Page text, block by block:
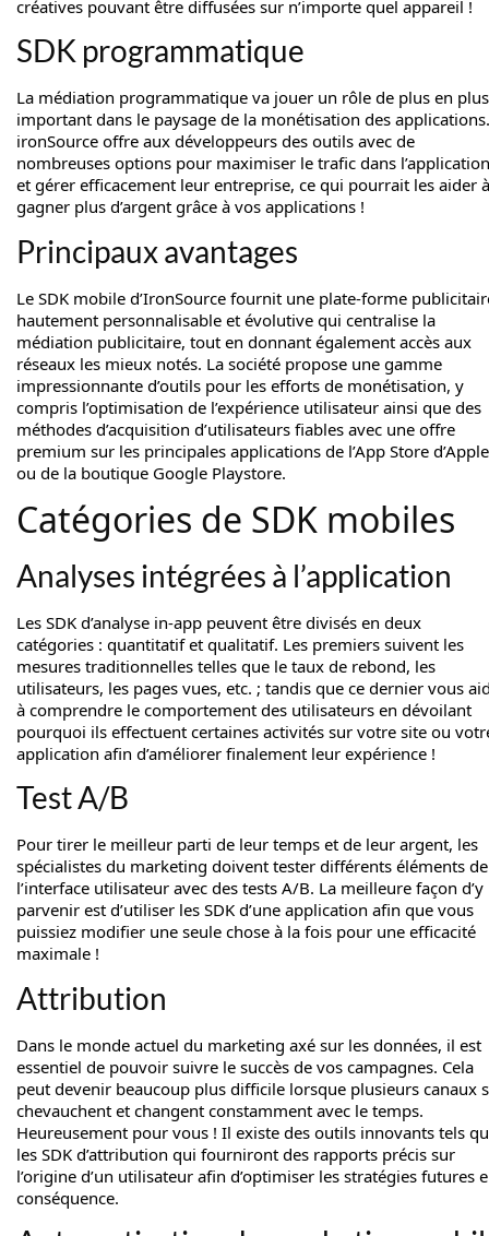
créatives pouvant être diffusées sur n’importe quel appareil !
SDK programmatique
La médiation programmatique va jouer un rôle de plus en plus
important dans le paysage de la monétisation des applications.
ironSource offre aux développeurs des outils avec de
nombreuses options pour maximiser le trafic dans l’application
et gérer efficacement leur entreprise, ce qui pourrait les aider à
gagner plus d’argent grâce à vos applications !
Principaux avantages
Le SDK mobile d’IronSource fournit une plate-forme
hautement personnalisable et évolutive qui centralise la
médiation publicitaire, tout en donnant également accès aux
réseaux les mieux notés. La société propose une gamme
impressionnante d’outils pour les efforts de monétisation, y
compris l’optimisation de l’expérience utilisateur ainsi que des
méthodes d’acquisition d’utilisateurs fiables avec une offre
premium sur les principales applications de l’App Store d’Apple
ou de la boutique Google Playstore.
Catégories de SDK mobiles
Analyses intégrées à l’application
Les SDK d’analyse in-app peuvent être divisés en deux
catégories : quantitatif et qualitatif. Les premiers suivent les
mesures traditionnelles telles que le taux de rebond, les
utilisateurs, les pages vues, etc. ; tandis que ce dernier vous
à comprendre le comportement des utilisateurs en dévoilant
pourquoi ils effectuent certaines activités sur votre site ou
application afin d’améliorer finalement leur expérience !
Test A/B
Pour tirer le meilleur parti de leur temps et de leur argent, les
spécialistes du marketing doivent tester différents éléments de
l’interface utilisateur avec des tests A/B. La meilleure façon d’y
parvenir est d’utiliser les SDK d’une application afin que vous
puissiez modifier une seule chose à la fois pour une efficacité
maximale !
Attribution
Dans le monde actuel du marketing axé sur les données, il est
essentiel de pouvoir suivre le succès de vos campagnes. Cela
peut devenir beaucoup plus difficile lorsque plusieurs canaux
chevauchent et changent constamment avec le temps.
Heureusement pour vous ! Il existe des outils innovants tels
les SDK d’attribution qui fourniront des rapports précis sur
l’origine d’un utilisateur afin d’optimiser les stratégies futures
conséquence.